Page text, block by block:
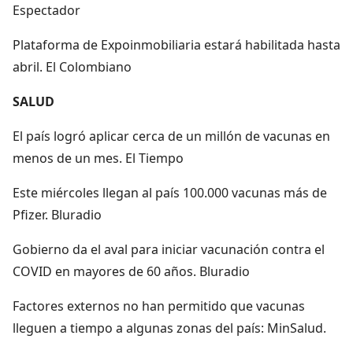
Espectador
Plataforma de Expoinmobiliaria estará habilitada hasta
abril. El Colombiano
SALUD
El país logró aplicar cerca de un millón de vacunas en
menos de un mes. El Tiempo
Este miércoles llegan al país 100.000 vacunas más de
Pfizer. Bluradio
Gobierno da el aval para iniciar vacunación contra el
COVID en mayores de 60 años. Bluradio
Factores externos no han permitido que vacunas
lleguen a tiempo a algunas zonas del país: MinSalud.